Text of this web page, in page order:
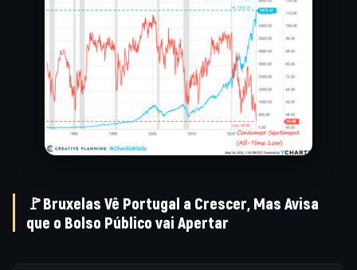
🚩Bruxelas Vê Portugal a Crescer, Mas Avisa
que o Bolso Público vai Apertar